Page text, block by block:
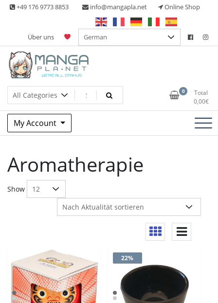
Skip +49 176 9773 8853 info@mangapla.net Online Shop
Über uns
Manga Planet
Split Part Online Shop 0
Total
0,00€
My Account
Aromatherapie
Show
22%